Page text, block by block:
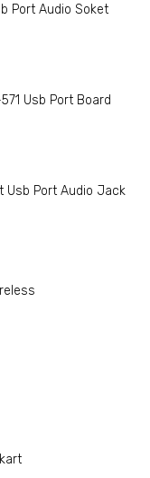
Port Audio Soket
Usb Port Board
Usb Port Audio Jack